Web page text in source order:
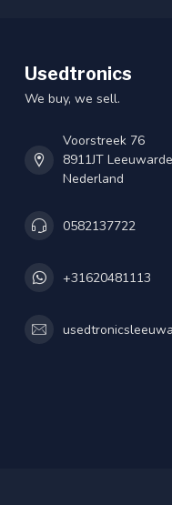
Usedtronics
We buy, we sell.
Voorstreek 76
8911JT
Nederland
0582137722
+31620481113